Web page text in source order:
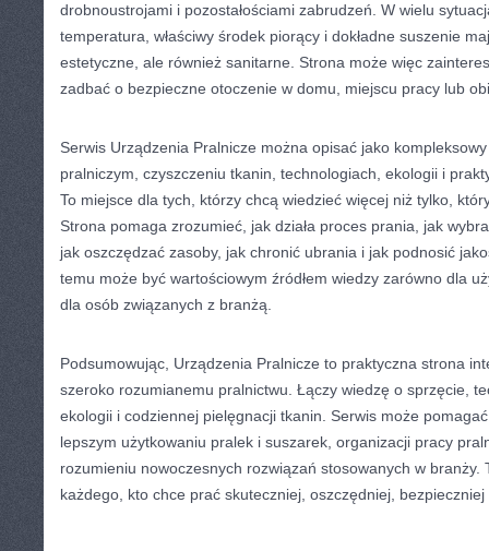
drobnoustrojami i pozostałościami zabrudzeń. W wielu
temperatura, właściwy środek piorący i dokładne suszenie
estetyczne, ale również sanitarne. Strona może więc
zadbać o bezpieczne otoczenie w domu, miejscu pracy lub
Serwis Urządzenia Pralnicze można opisać jako
pralniczym, czyszczeniu tkanin, technologiach, ekologii i
To miejsce dla tych, którzy chcą wiedzieć więcej niż tylko,
Strona pomaga zrozumieć, jak działa proces prania, jak
jak oszczędzać zasoby, jak chronić ubrania i jak podnosić
temu może być wartościowym źródłem wiedzy zarówno dla
dla osób związanych z branżą.
Podsumowując, Urządzenia Pralnicze to praktyczna strona
szeroko rozumianemu pralnictwu. Łączy wiedzę o sprzęcie,
ekologii i codziennej pielęgnacji tkanin. Serwis może
lepszym użytkowaniu pralek i suszarek, organizacji pracy
rozumieniu nowoczesnych rozwiązań stosowanych w branży.
każdego, kto chce prać skuteczniej, oszczędniej,